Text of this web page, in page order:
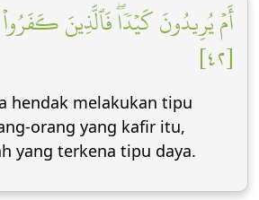
أَمۡ يُرِيدُونَ كَيۡدٗاۖ فَٱلَّذِينَ
[٤٢]
hendak melakukan tipu
orang yang kafir itu,
yang terkena tipu daya.